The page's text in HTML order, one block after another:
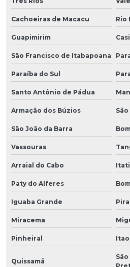
Cachoeiras de Macacu Rio
Guapimirim
São Francisco de Itabapoana
Paraíba do Sul
Santo Antônio de Pádua
Armação dos Búzios
São João da Barra
Vassouras
Arraial do Cabo
Paty do Alferes
Iguaba Grande
Miracema
Pinheiral
Quissamã